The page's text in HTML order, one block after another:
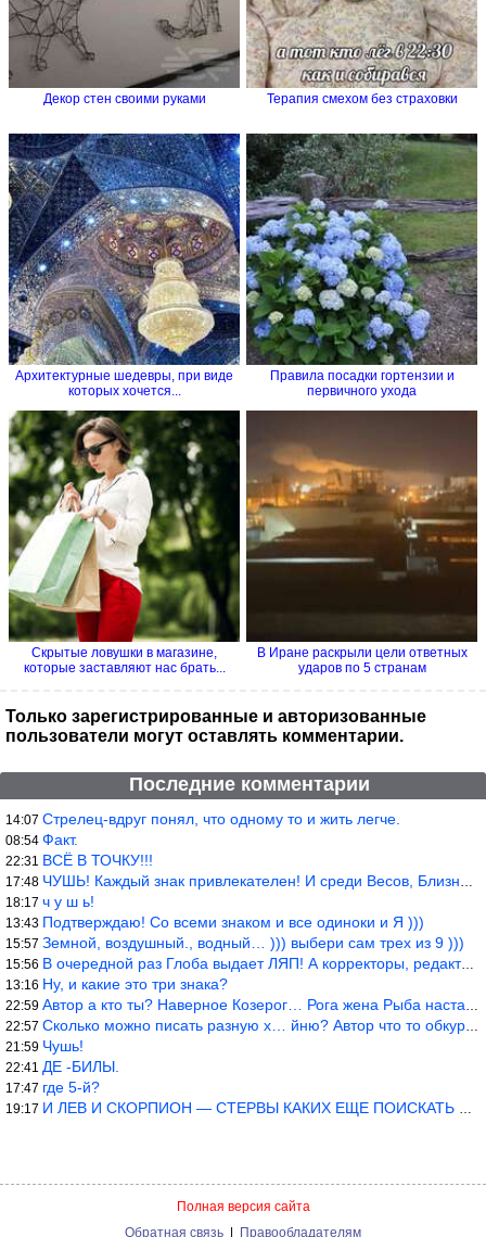
Декор стен своими руками Терапия смехом без страховки
Архитектурные шедевры, при виде
которых хочется...
Правила посадки гортензии и
первичного ухода
Скрытые ловушки в магазине,
которые заставляют нас брать...
В Иране раскрыли цели ответных
ударов по 5 странам
Только зарегистрированные и авторизованные
пользователи могут оставлять комментарии.
Последние комментарии
14:07 Стрелец-вдруг понял, что одному то и жить легче.
08:54 Факт.
22:31 ВСЁ В ТОЧКУ!!!
17:48 ЧУШЬ! Каждый знак привлекателен! И среди Весов, Близнецов встреч
18:17 ч у ш ь!
13:43 Подтверждаю! Со всеми знаком и все одиноки и Я )))
15:57 Земной, воздушный., водный… ))) выбери сам трех из 9 )))
15:56 В очередной раз Глоба выдает ЛЯП! А корректоры, редакторы пропус
13:16 Ну, и какие это три знака?
22:59 Автор а кто ты? Наверное Козерог… Рога жена Рыба наставила ))
22:57 Сколько можно писать разную х… йню? Автор что то обкурился?
21:59 Чушь!
22:41 ДЕ -БИЛЫ.
17:47 где 5-й?
19:17 И ЛЕВ И СКОРПИОН — СТЕРВЫ КАКИХ ЕЩЕ ПОИСКАТЬ НАДО
Полная версия сайта
Обратная связь | Правообладателям